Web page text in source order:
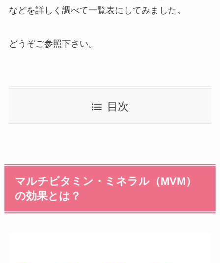
などを詳しく調べて一覧表にしてみました。
どうぞご参照下さい。
目次
マルチビタミン・ミネラル（MVM）
の効果とは？